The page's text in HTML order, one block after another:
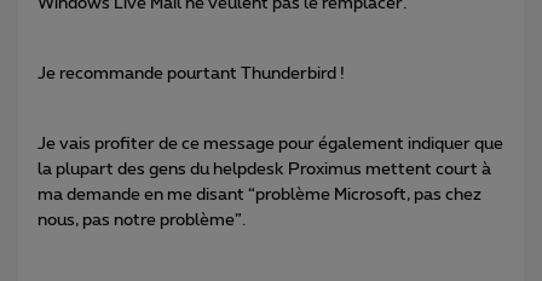
Windows Live Mail ne veulent pas le remplacer.
Je recommande pourtant Thunderbird !
Je vais profiter de ce message pour également indiquer que
la plupart des gens du helpdesk Proximus mettent court à
ma demande en me disant “problème Microsoft, pas chez
nous, pas notre problème”.